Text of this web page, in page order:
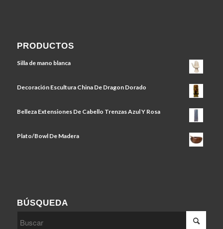
PRODUCTOS
Silla de mano blanca
Decoración Escultura China De Dragon Dorado
Belleza Extensiones De Cabello Trenzas Azul Y Rosa
Plato/Bowl De Madera
BÚSQUEDA